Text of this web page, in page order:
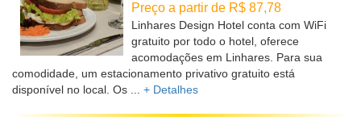
Preço a partir de R$ 87,78
Linhares Design Hotel conta com WiFi
gratuito por todo o hotel, oferece
acomodações em Linhares. Para sua
comodidade, um estacionamento privativo gratuito está
disponível no local. Os ... + Detalhes